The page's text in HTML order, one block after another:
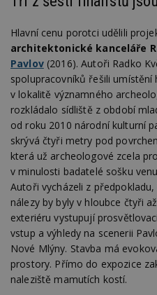
Hlavní cenu porotci udělili
architektonické kanceláře
Pavlov(2016). Autoři Radko
spolupracovníků řešili
v lokalitě významného
rozkládalo sídliště z období
od roku 2010 národní kulturní
skrývá čtyři metry pod
která už archeologové zcela
v minulosti badatelé sošku
Autoři vycházeli z
nálezy by byly v hloubce čtyři
exteriéru vystupují
vstup a výhledy na scenerii
Nové Mlýny. Stavba má
prostory. Přímo do expozice
naleziště mamutích kostí.